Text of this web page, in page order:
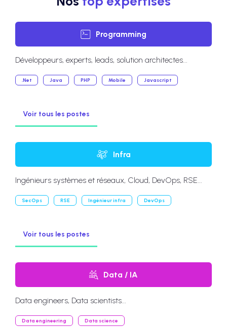
Programming
Développeurs, experts, leads, solution architectes...
.Net Java PHP Mobile Javascript
Voir tous les postes
Infra
Ingénieurs systèmes et réseaux, Cloud, DevOps, RSE...
SecOps RSE Ingénieur infra DevOps
Voir tous les postes
Data / IA
Data engineers, Data scientists...
Data engineering Data science